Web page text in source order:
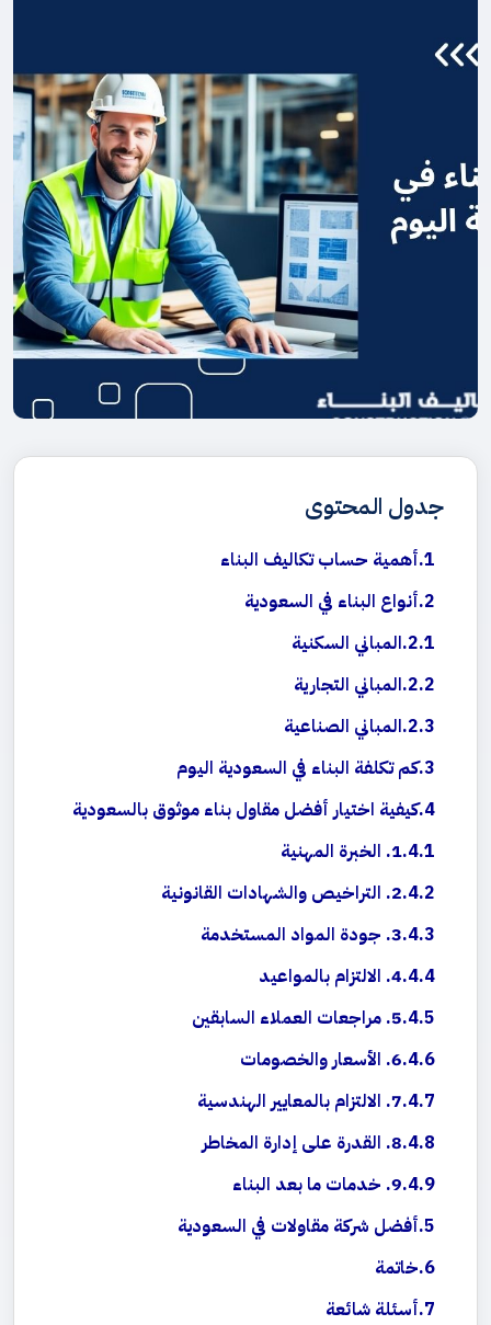
جدول المحتوى
أهمية حساب تكاليف البناء
أنواع البناء في السعودية
المباني السكنية
المباني التجارية
المباني الصناعية
كم تكلفة البناء في السعودية اليوم
كيفية اختيار أفضل مقاول بناء موثوق بالسعودية
1. الخبرة المهنية
2. التراخيص والشهادات القانونية
3. جودة المواد المستخدمة
4. الالتزام بالمواعيد
5. مراجعات العملاء السابقين
6. الأسعار والخصومات
7. الالتزام بالمعايير الهندسية
8. القدرة على إدارة المخاطر
9. خدمات ما بعد البناء
أفضل شركة مقاولات في السعودية
خاتمة
أسئلة شائعة